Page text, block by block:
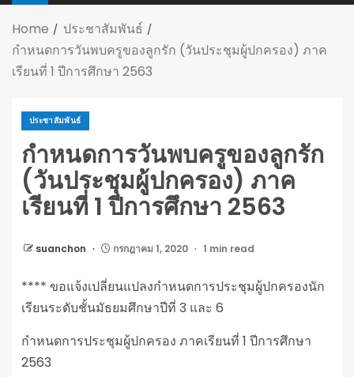
Home
ประชาสัมพันธ์
กำหนดการวันพบครูของลูกรัก (วันประชุมผู้ปกครอง) ภาค
เรียนที่ 1 ปีการศึกษา 2563
ประชาสัมพันธ์
กำหนดการวันพบครูของลูกรัก
(วันประชุมผู้ปกครอง) ภาค
เรียนที่ 1 ปีการศึกษา 2563
suanchon กรกฎาคม 1, 2020 1 min read
**** ขอแจ้งเปลี่ยนแปลงกำหนดการประชุมผู้ปกครองนัก
เรียนระดับชั้นมัธยมศึกษาปีที่ 3 และ 6
กำหนดการประชุมผู้ปกครอง ภาคเรียนที่ 1 ปีการศึกษา
2563